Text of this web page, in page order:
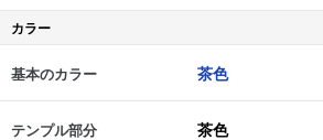
カラー
基本のカラー 茶色
テンプル部分 茶色